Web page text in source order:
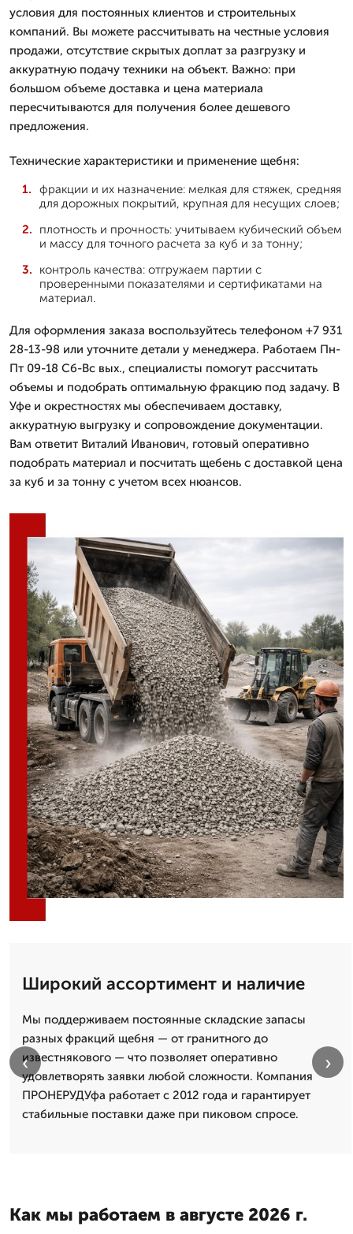
условия для постоянных клиентов и строительных
компаний. Вы можете рассчитывать на честные условия
продажи, отсутствие скрытых доплат за разгрузку и
аккуратную подачу техники на объект. Важно: при
большом объеме доставка и цена материала
пересчитываются для получения более дешевого
предложения.
Технические характеристики и применение щебня:
фракции и их назначение: мелкая для стяжек, средняя
для дорожных покрытий, крупная для несущих слоев;
плотность и прочность: учитываем кубический объем
и массу для точного расчета за куб и за тонну;
контроль качества: отгружаем партии с
проверенными показателями и сертификатами на
материал.
Для оформления заказа воспользуйтесь телефоном +7 931
28-13-98 или уточните детали у менеджера. Работаем Пн-
Пт 09-18 Сб-Вс вых., специалисты помогут рассчитать
объемы и подобрать оптимальную фракцию под задачу. В
Уфе и окрестностях мы обеспечиваем доставку,
аккуратную выгрузку и сопровождение документации.
Вам ответит Виталий Иванович, готовый оперативно
подобрать материал и посчитать щебень с доставкой цена
за куб и за тонну с учетом всех нюансов.
Широкий ассортимент и наличие
Мы поддерживаем постоянные складские запасы
разных фракций щебня — от гранитного до
известнякового — что позволяет оперативно
удовлетворять заявки любой сложности. Компания
ПРОНЕРУДУфа работает с 2012 года и гарантирует
стабильные поставки даже при пиковом спросе.
‹ ›
Как мы работаем в августе 2026 г.